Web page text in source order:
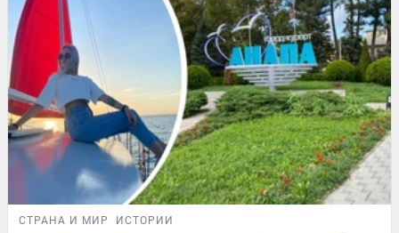
СТРАНА И МИР ИСТОРИИ